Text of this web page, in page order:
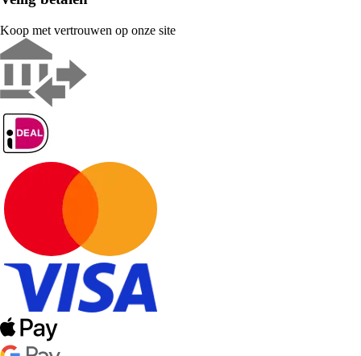
Koop met vertrouwen op onze site